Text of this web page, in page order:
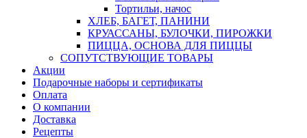
Тортильи, начос
ХЛЕБ, БАГЕТ, ПАНИНИ
КРУАССАНЫ, БУЛОЧКИ, ПИРОЖКИ
ПИЦЦА, ОСНОВА ДЛЯ ПИЦЦЫ
СОПУТСТВУЮЩИЕ ТОВАРЫ
Акции
Подарочные наборы и сертификаты
Оплата
О компании
Доставка
Рецепты